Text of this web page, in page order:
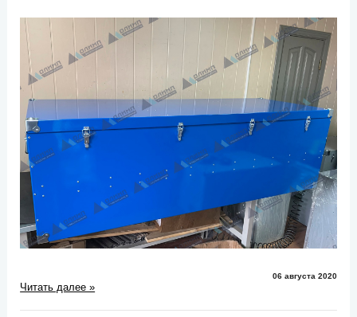
06 августа 2020
Читать далее »